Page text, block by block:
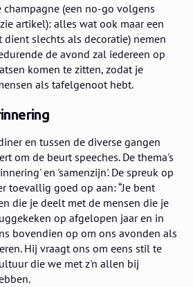
(een no-go volgens
artikel): alles wat ook maar een
slechts als decoratie) nemen
de avond zal iedereen op
komen te zitten, zodat je
als tafelgenoot hebt.
en tussen de diverse gangen
om de beurt speeches. De thema's
en 'samenzijn'. De spreuk op
toevallig goed op aan: “Je bent
die je deelt met de mensen die je
op afgelopen jaar en in
bovendien op om ons avonden als
Hij vraagt ons om eens stil te
die we met z'n allen bij